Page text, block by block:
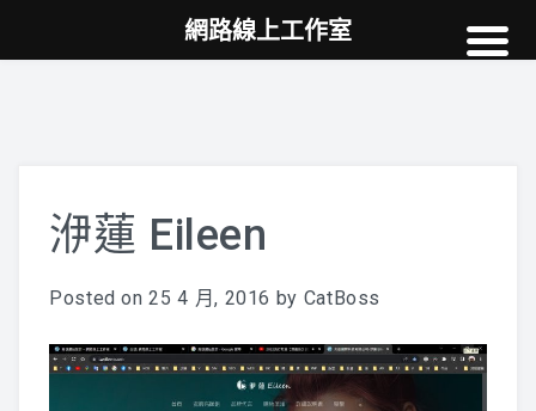
高雄網頁設計
洢蓮 Eileen
Posted on25 4 月, 2016 by CatBoss
網路線上工作室